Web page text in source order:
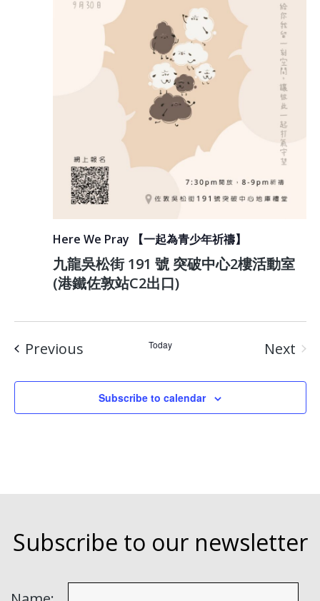
Here We Pray 【一起為青少年祈禱】
九龍吳松街 191 號 突破中心2樓活動室
(港鐵佐敦站C2出口)
PreviousEvents Today
Next
Subscribe to calendar
Subscribe to our newsletter